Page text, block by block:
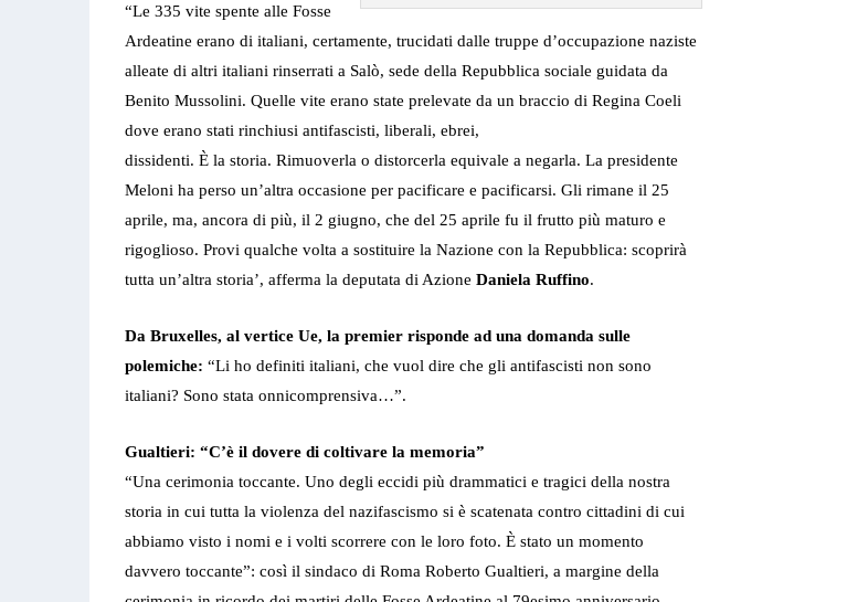
“Le 335 vite spente alle Fosse
Ardeatine erano di italiani, certamente, trucidati dalle truppe d’occupazione naziste
alleate di altri italiani rinserrati a Salò, sede della Repubblica sociale guidata da
Benito Mussolini. Quelle vite erano state prelevate da un braccio di Regina Coeli
dove erano stati rinchiusi antifascisti, liberali, ebrei,
dissidenti. È la storia. Rimuoverla o distorcerla equivale a negarla. La presidente
Meloni ha perso un’altra occasione per pacificare e pacificarsi. Gli rimane il 25
aprile, ma, ancora di più, il 2 giugno, che del 25 aprile fu il frutto più maturo e
rigoglioso. Provi qualche volta a sostituire la Nazione con la Repubblica: scoprirà
tutta un’altra storia’, afferma la deputata di Azione Daniela Ruffino.
Da Bruxelles, al vertice Ue, la premier risponde ad una domanda sulle
polemiche: “Li ho definiti italiani, che vuol dire che gli antifascisti non sono
italiani? Sono stata onnicomprensiva…”.
Gualtieri: “C’è il dovere di coltivare la memoria”
“Una cerimonia toccante. Uno degli eccidi più drammatici e tragici della nostra
storia in cui tutta la violenza del nazifascismo si è scatenata contro cittadini di cui
abbiamo visto i nomi e i volti scorrere con le loro foto. È stato un momento
davvero toccante”: così il sindaco di Roma Roberto Gualtieri, a margine della